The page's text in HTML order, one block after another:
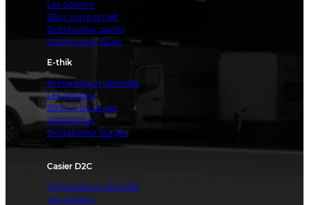
Les options
Bâtir votre projet
Distributeur panini
Distributeur tacos
E-thik
Présentation générale
Les options
Bâtir votre projet
Partenariat
Distributeur burger
Casier D2C
Présentation générale
Les options